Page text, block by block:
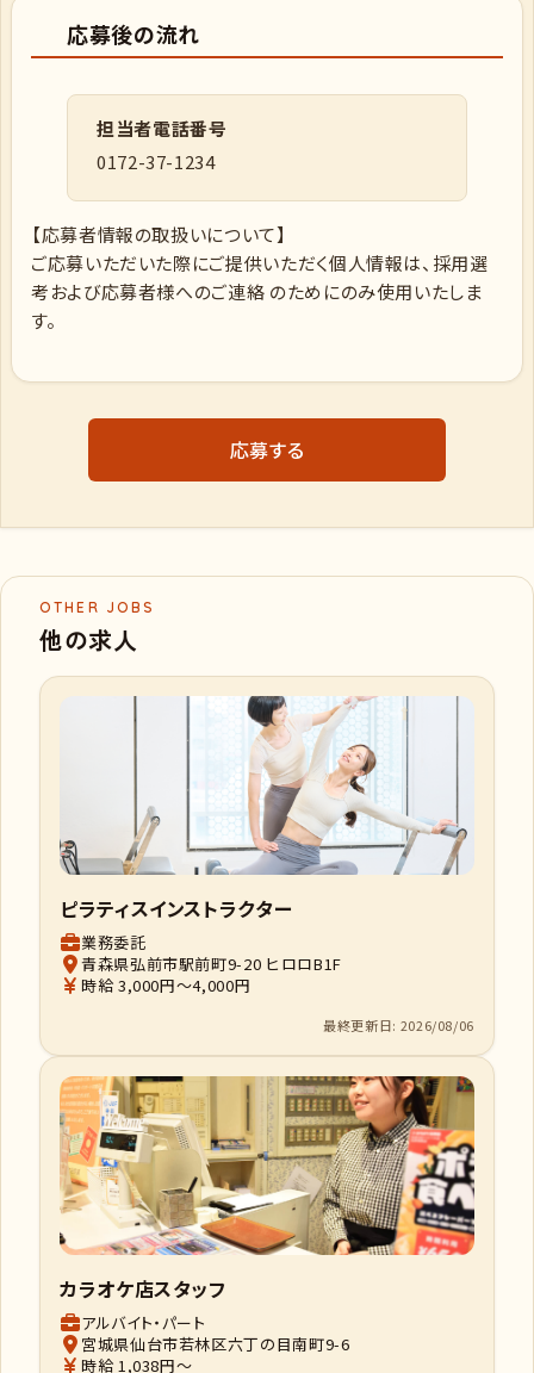
応募後の流れ
担当者電話番号
0172-37-1234
【応募者情報の取扱いについて】
ご応募いただいた際にご提供いただく個人情報は、採用選
考および応募者様へのご連絡 のためにのみ使用いたしま
す。
応募する
OTHER JOBS
他の求人
ピラティスインストラクター
業務委託
青森県弘前市駅前町9-20 ヒロロB1F
時給 3,000円～4,000円
最終更新日: 2026/08/06
カラオケ店スタッフ
アルバイト・パート
宮城県仙台市若林区六丁の目南町9-6
時給 1,038円～